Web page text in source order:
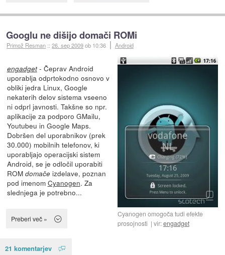
Googlu ne dišijo domači ROMi
Primož Resman ::26. sep 2009ob 10:36 Android
Cyanogen omogoča tudi efekte
prosojnosti
vir:engadget
engadget- Čeprav Android
uporablja odprtokodno osnovo v
obliki jedra Linux, Google
nekaterih delov sistema vseeno
ni odprl javnosti. Takšne so npr.
aplikacije za podporo GMailu,
Youtubeu in Google Maps.
Dobršen del uporabnikov (prek
30.000) mobilnih telefonov, ki
uporabljajo operacijski sistem
Android, se je odločil uporabiti
ROM domačeizdelave, poznan
pod imenom Cyanogen. Za
slednjega je potrebno...
Preberi več »
21 komentarjev